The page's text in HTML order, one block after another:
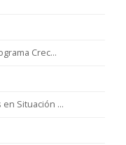
Crec...
Situación ...